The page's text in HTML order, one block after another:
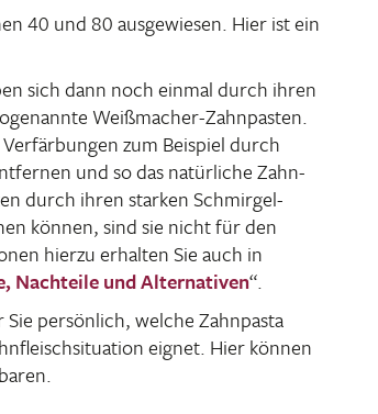
40 und 80 ausge­wiesen. Hier ist ein
sich dann noch einmal durch ihren
Weiß­ma­cher-Zahn­pasten.
zum Beispiel durch
und so das natür­liche Zahn­
durch ihren starken Schmirgel-
können, sind sie nicht für den
hierzu erhalten Sie auch in
Nach­teile und Alter­na­tiven“.
persön­lich, welche Zahn­pasta
eignet. Hier können